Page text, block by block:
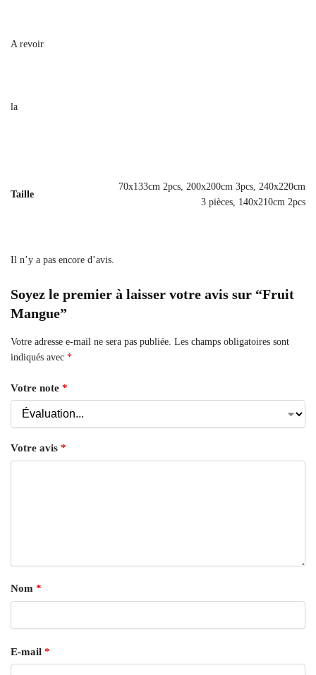
A revoir
la
Taille
70x133cm 2pcs, 200x200cm 3pcs, 240x220cm
3 pièces, 140x210cm 2pcs
Il n’y a pas encore d’avis.
Soyez le premier à laisser votre avis sur “Fruit
Mangue”
Votre adresse e-mail ne sera pas publiée. Les champs obligatoires sont
indiqués avec *
Votre note *
Votre avis *
Nom *
E-mail *